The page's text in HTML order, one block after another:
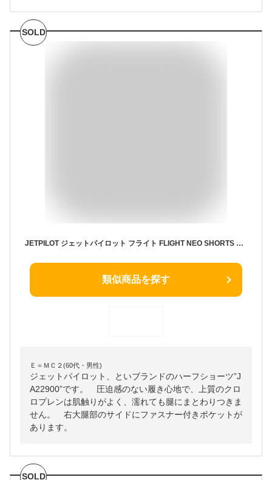
SOLD
JETPILOT ジェットパイロット フライト FLIGHT NEO SHORTS ボードショーツ ネオパンツ メンズ ジェットスキー PWC 水着 パンツ サーフパンツ 海パン JA22900
類似商品を探す
Ｅ＝ＭＣ２(60代・男性)
ジェットパイロット、といブランドのハーフショーツ”J
A22900”です。 圧迫感のない履き心地で、上質のクロ
ロプレンは肌触りがよく、濡れても腿にまとわりつきま
せん。 右大腿部のサイドにファスナー付きポケットが
あります。
SOLD